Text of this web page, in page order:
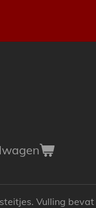
Vulling bevat